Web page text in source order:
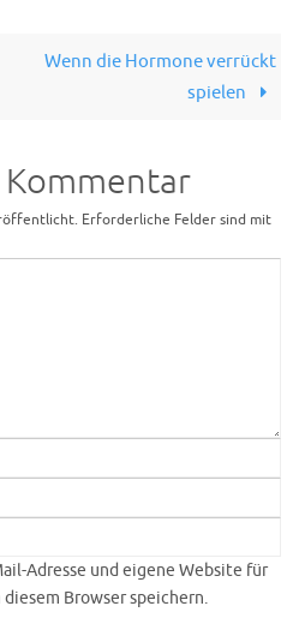
Wenn die Hormone verrückt
spielen
Erforderliche Felder sind mit
Adresse und eigene Website für
Browser speichern.